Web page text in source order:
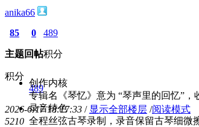
anika66
85
主题
0
回帖
489
积分
积分
489
2026-6-17 18:17:33 / 显示全部楼层 /阅读模式
5210
创作内核
专辑名《琴忆》意为 “琴声里的回忆”
录音特色
全程丝弦古琴录制，录音保留古琴细微